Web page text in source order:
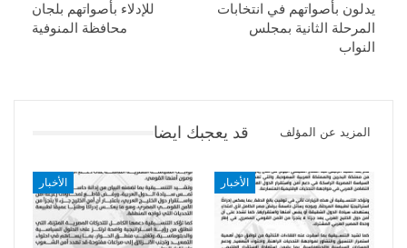
للإدلاء بأصواتهم بلجان
محافظة المنوفية
يدلون بأصواتهم في انتخابات
المرحلة الثانية بمجلس
النواب
قد يعجبك ايضا المزيد عن المؤلف
الأخبار الأخبار